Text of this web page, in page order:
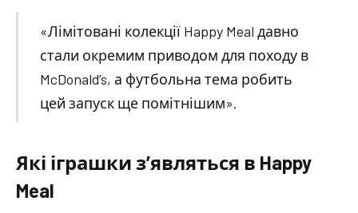
«Лімітовані колекції Happy Meal давно
стали окремим приводом для походу в
McDonald’s, а футбольна тема робить
цей запуск ще помітнішим».
Які іграшки з’являться в Happy
Meal